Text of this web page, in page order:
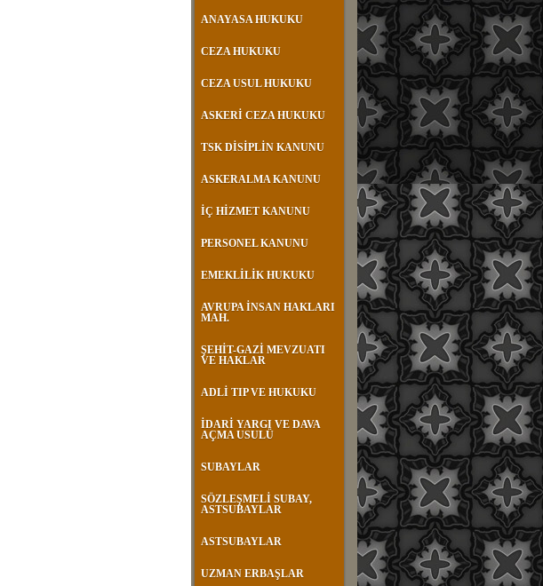
ANAYASA HUKUKU
CEZA HUKUKU
CEZA USUL HUKUKU
ASKERİ CEZA HUKUKU
TSK DİSİPLİN KANUNU
ASKERALMA KANUNU
İÇ HİZMET KANUNU
PERSONEL KANUNU
EMEKLİLİK HUKUKU
AVRUPA İNSAN HAKLARI
MAH.
ŞEHİT-GAZİ MEVZUATI
VE HAKLAR
ADLİ TIP VE HUKUKU
İDARİ YARGI VE DAVA
AÇMA USULÜ
SUBAYLAR
SÖZLEŞMELİ SUBAY,
ASTSUBAYLAR
ASTSUBAYLAR
UZMAN ERBAŞLAR